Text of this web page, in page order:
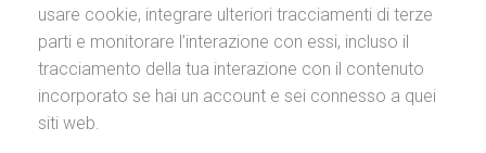
usare cookie, integrare ulteriori tracciamenti di terze
parti e monitorare l’interazione con essi, incluso il
tracciamento della tua interazione con il contenuto
incorporato se hai un account e sei connesso a quei
siti web.